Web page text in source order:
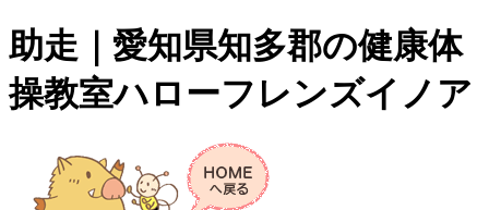
助走｜愛知県知多郡の健康体
操教室ハローフレンズイノア